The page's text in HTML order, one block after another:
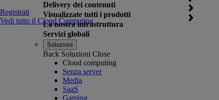
Delivery dei contenuti
Visualizzate tutti i prodotti
La nostra infrastruttura
Servizi globali
Registrati
Vedi tutto il Cloud Computing
Soluzioni
Back Soluzioni Close
Cloud computing
Senza server
Media
SaaS
Gaming